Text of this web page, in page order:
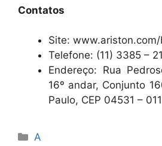
Contatos
Site:
Telefone: (11) 3385 –
Endereço: Rua
16º andar, Conjunto
Paulo, CEP 04531 –
Categorias
A